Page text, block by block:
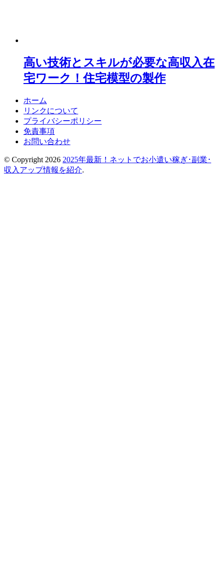
高い技術とスキルが必要な高収入在
宅ワーク！住宅模型の製作
ホーム
リンクについて
プライバシーポリシー
免責事項
お問い合わせ
© Copyright 2026 2025年最新！ネットでお小遣い稼ぎ･副業･
収入アップ情報を紹介.